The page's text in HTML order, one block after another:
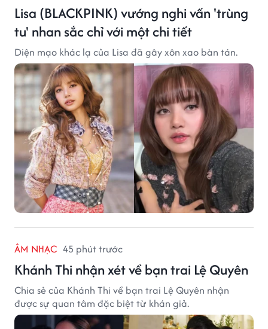
Lisa (BLACKPINK) vướng nghi vấn 'trùng
tu' nhan sắc chỉ với một chi tiết
Diện mạo khác lạ của Lisa đã gây xôn xao bàn tán.
ÂM NHẠC 45 phút trước
Khánh Thi nhận xét về bạn trai Lệ Quyên
Chia sẻ của Khánh Thi về bạn trai Lệ Quyên nhận
được sự quan tâm đặc biệt từ khán giả.